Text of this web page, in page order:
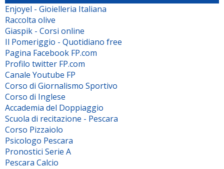
Enjoyel - Gioielleria Italiana
Raccolta olive
Giaspik - Corsi online
Il Pomeriggio - Quotidiano free
Pagina Facebook FP.com
Profilo twitter FP.com
Canale Youtube FP
Corso di Giornalismo Sportivo
Corso di Inglese
Accademia del Doppiaggio
Scuola di recitazione - Pescara
Corso Pizzaiolo
Psicologo Pescara
Pronostici Serie A
Pescara Calcio